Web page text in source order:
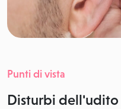
Punti di vista
Disturbi dell'udito